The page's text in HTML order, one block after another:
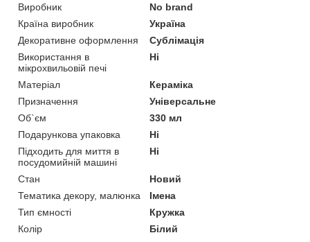
Виробник
No brand
Країна виробник
Україна
Декоративне оформлення
Сублімація
Використання в
мікрохвильовій печі
Ні
Матеріал
Кераміка
Призначення
Універсальне
Об`єм
330 мл
Подарункова упаковка
Ні
Підходить для миття в
посудомийній машині
Ні
Стан
Новий
Тематика декору, малюнка
Імена
Тип ємності
Кружка
Колір
Білий